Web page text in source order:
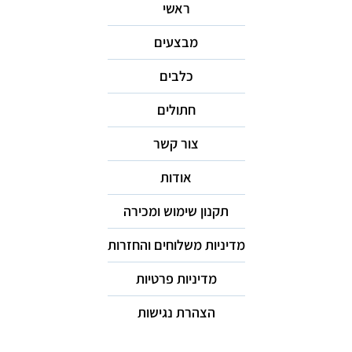
ראשי
מבצעים
כלבים
חתולים
צור קשר
אודות
תקנון שימוש ומכירה
מדיניות משלוחים והחזרות
מדיניות פרטיות
הצהרת נגישות